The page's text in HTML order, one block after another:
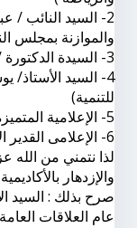
2- السيد النائب /
والموازنة بمجلس
3- السيدة الدكتورة / رنا زيدان (أمين عام جامعة الجلالة)
4- السيد
للتنمية)
5- الإعلامية المتميزة الأستاذة / نيفين شحاته
6- الإعلامى القدير الأستاذ / هشام الشريف
لذا نتمني من الله
والإزدهار
صرح بذلك : السيد
عام العلاقات العامة